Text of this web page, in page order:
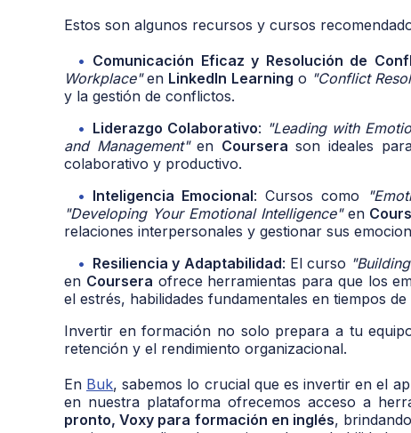
Estos son algunos recursos y cursos
Comunicación Eficaz y Resolución de
Workplace"en LinkedIn Learning o "Conflict
y la gestión de conflictos.
Liderazgo Colaborativo: "Leading with
and Management"en Coursera son ideales
colaborativo y productivo.
Inteligencia Emocional: Cursos como
"Developing Your Emotional Intelligence"en
relaciones interpersonales y gestionar sus
Resiliencia y Adaptabilidad: El curso
en Coursera ofrece herramientas para que los
el estrés, habilidades fundamentales en tiempos
Invertir en formación no solo prepara a tu
retención y el rendimiento organizacional.
En Buk, sabemos lo crucial que es invertir en el
en nuestra plataforma ofrecemos acceso a
pronto, Voxy para formación en inglés,